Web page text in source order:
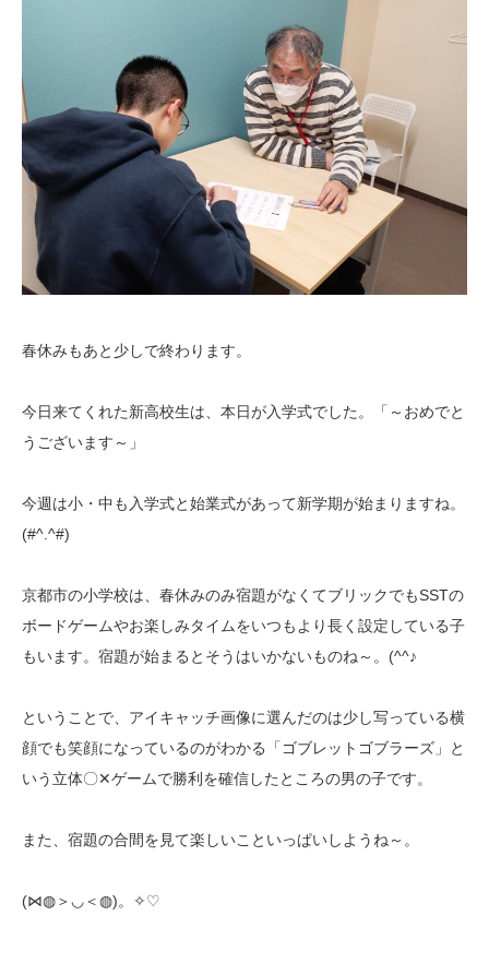
春休みもあと少しで終わります。
今日来てくれた新高校生は、本日が入学式でした。「～おめでと
うございます～」
今週は小・中も入学式と始業式があって新学期が始まりますね。
(#^.^#)
京都市の小学校は、春休みのみ宿題がなくてブリックでもSSTの
ボードゲームやお楽しみタイムをいつもより長く設定している子
もいます。宿題が始まるとそうはいかないものね～。(^^♪
ということで、アイキャッチ画像に選んだのは少し写っている横
顔でも笑顔になっているのがわかる「ゴブレットゴブラーズ」と
いう立体〇✕ゲームで勝利を確信したところの男の子です。
また、宿題の合間を見て楽しいこといっぱいしようね～。
(⋈◍＞◡＜◍)。✧♡